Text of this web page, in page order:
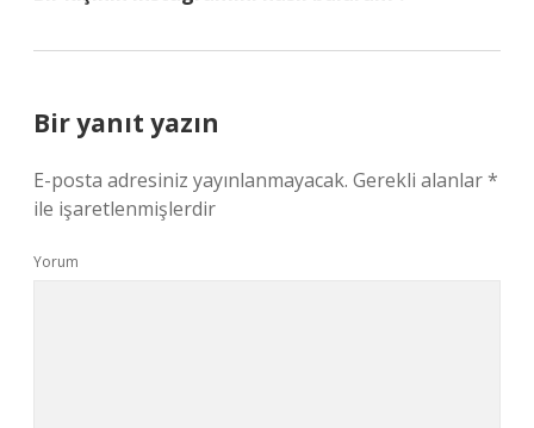
Bir yanıt yazın
E-posta adresiniz yayınlanmayacak. Gerekli alanlar*
ile işaretlenmişlerdir
Yorum